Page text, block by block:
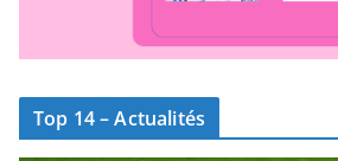
Top 14 – Actualités